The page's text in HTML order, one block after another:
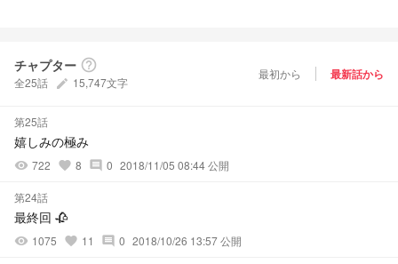
チャプター help_outline
全25話 create 15,747文字
最初から 最新話から
第25話
嬉しみの極み
visibility 722 favorite 8 comment 0 2018/11/05 08:44 公開
第24話
最終回 🥀
visibility 1075 favorite 11 comment 0 2018/10/26 13:57 公開